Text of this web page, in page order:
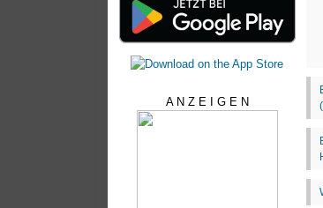
A N Z E I G E N